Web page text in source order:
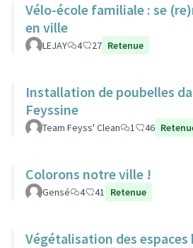
Vélo-école familiale : se
en ville
LEJAY 4 27 Retenue
Installation de poubelles
Feyssine
Team Feyss' Clean 1 46
Colorons notre ville !
Gensé 4 41 Retenue
Végétalisation des espaces